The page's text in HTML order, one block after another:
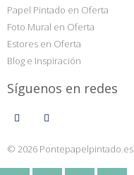
Papel Pintado en Oferta
Foto Mural en Oferta
Estores en Oferta
Blog e Inspiración
Síguenos en redes
© 2026 Pontepapelpintado.es